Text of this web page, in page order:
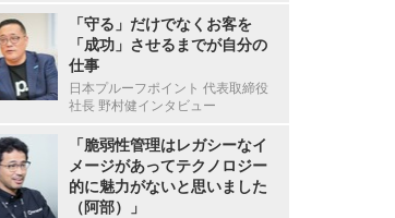
「守る」だけでなくお客を
「成功」させるまでが自分の
仕事
日本プルーフポイント 代表取締役
社長 野村健インタビュー
「脆弱性管理はレガシーなイ
メージがあってテクノロジー
的に魅力がないと思いました
（阿部）」